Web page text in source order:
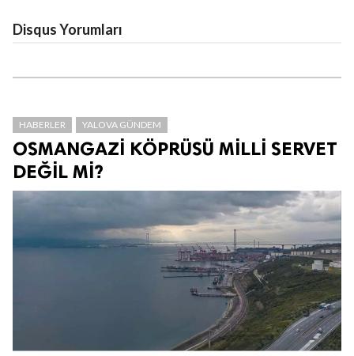
Disqus Yorumları
HABERLER YALOVA GÜNDEM
OSMANGAZİ KÖPRÜSÜ MİLLİ SERVET
DEĞİL Mİ?